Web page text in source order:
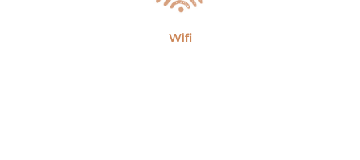
Wifi